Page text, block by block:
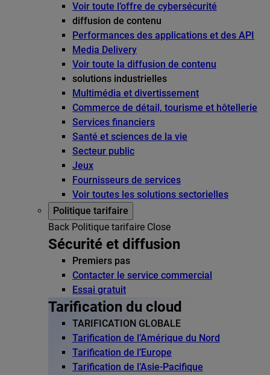
Voir toute l’offre de cybersécurité
diffusion de contenu
Performances des applications et des API
Media Delivery
Voir toute la diffusion de contenu
solutions industrielles
Multimédia et divertissement
Commerce de détail, tourisme et hôtellerie
Services financiers
Santé et sciences de la vie
Secteur public
Jeux
Fournisseurs de services
Voir toutes les solutions sectorielles
Politique tarifaire
Back Politique tarifaire Close
Sécurité et diffusion
Premiers pas
Contacter le service commercial
Essai gratuit
Tarification du cloud
TARIFICATION GLOBALE
Tarification de l’Amérique du Nord
Tarification de l’Europe
Tarification de l’Asie-Pacifique